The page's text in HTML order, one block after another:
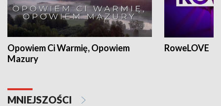
Opowiem Ci Warmię, Opowiem
Mazury
RoweLOVE
MNIEJSZOŚCI